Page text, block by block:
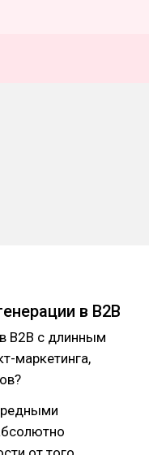
в В2В
В2В с длинным
маркетинга,